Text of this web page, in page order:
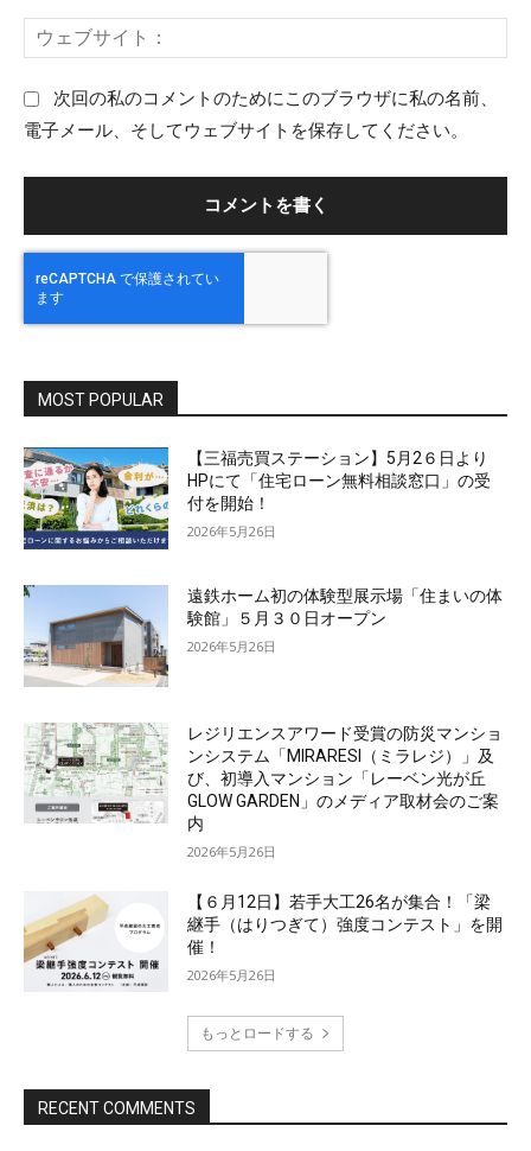
ル
ェ
次回の私のコメントのためにこのブラウザに私の名前、
電子メール、そしてウェブサイトを保存してください。
MOST POPULAR
【三福売買ステーション】5月2６日より
HPにて「住宅ローン無料相談窓口」の受
付を開始！
2026年5月26日
遠鉄ホーム初の体験型展示場「住まいの体
験館」５月３０日オープン
2026年5月26日
レジリエンスアワード受賞の防災マンショ
ンシステム「MIRARESI（ミラレジ）」及
び、初導入マンション「レーベン光が丘
GLOW GARDEN」のメディア取材会のご案
内
2026年5月26日
【６月12日】若手大工26名が集合！「梁
継手（はりつぎて）強度コンテスト」を開
催！
2026年5月26日
もっとロードする
RECENT COMMENTS